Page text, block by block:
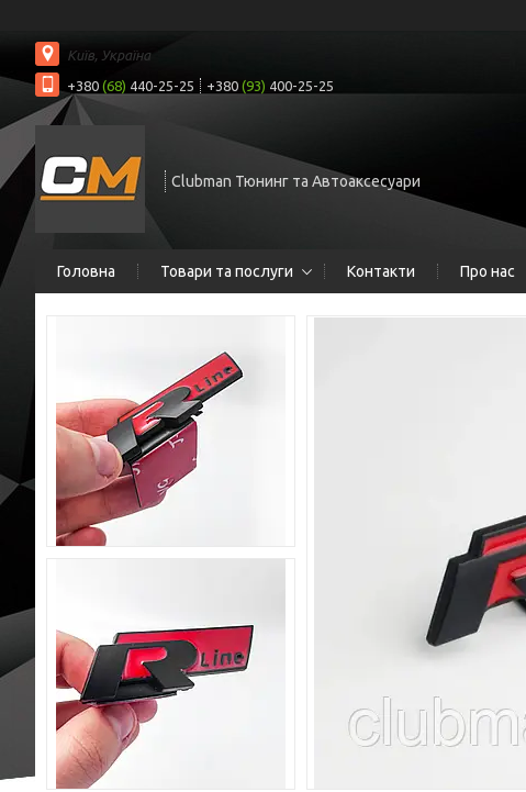
Київ, Україна
+380 (68) 440-25-25 +380 (93) 400-25-25
Clubman Тюнинг та Автоаксесуари
Головна Товари та послуги Контакти Про нас